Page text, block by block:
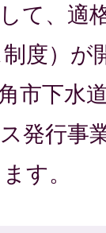
て、適
度）が
市下水
発行事
す。